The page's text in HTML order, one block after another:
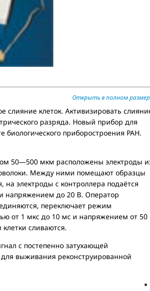
Открыть в полном
клеток. Активизировать
разряда. Новый прибор для
биологического приборостроения РАН.
50—500 мкм расположены электроды
Между ними помещают образцы
на электроды с контроллера подаётся
напряжением до 20 В. Оператор
переключает режим
от 1 мкс до 10 мс и напряжением от 50
сливаются.
с постепенно затухающей
выживания реконструированной